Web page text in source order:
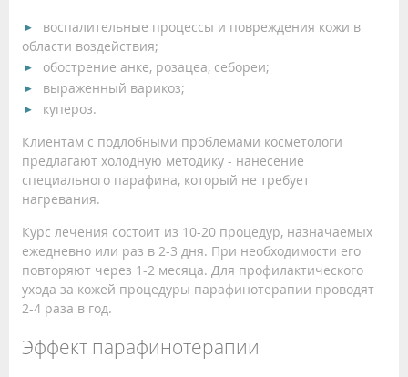
воспалительные процессы и повреждения кожи в
области воздействия;
обострение анке, розацеа, себореи;
выраженный варикоз;
купероз.
Клиентам с подлобными проблемами косметологи
предлагают холодную методику - нанесение
специального парафина, который не требует
нагревания.
Курс лечения состоит из 10-20 процедур, назначаемых
ежедневно или раз в 2-3 дня. При необходимости его
повторяют через 1-2 месяца. Для профилактического
ухода за кожей процедуры парафинотерапии проводят
2-4 раза в год.
Эффект парафинотерапии